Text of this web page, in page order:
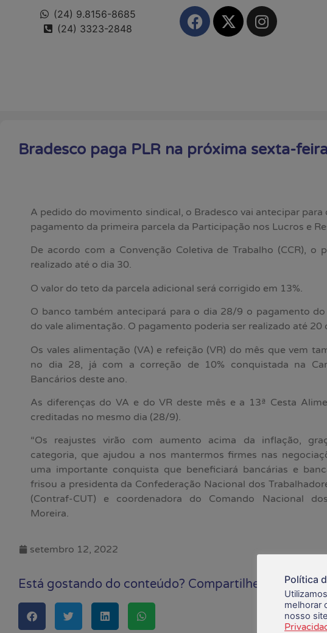
(24) 9.8156-8685
(24) 3323-2848
Bradesco paga PLR na próxima sexta-
A pedido do movimento sindical, o Bradesco vai antecipar para
pagamento da primeira parcela da Participação nos Lucros e
De acordo com a Convenção Coletiva de Trabalho (CCR), o
realizado até o dia 30.
O valor do teto da parcela adicional será corrigido em 13%.
O banco também antecipará para o dia 28/9 o pagamento
do vale alimentação. O pagamento poderia ser realizado até 20
Os vales alimentação (VA) e refeição (VR) do mês que vem
no dia 28, já com a correção de 10% conquistada na
Bancários deste ano.
As diferenças do VA e do VR deste mês e a 13ª Cesta
creditadas no mesmo dia (28/9).
“Os reajustes virão com aumento acima da inflação,
categoria, que ajudou a nos mantermos firmes nas
uma importante conquista que beneficiará bancárias e
frisou a presidenta da Confederação Nacional dos
(Contraf-CUT) e coordenadora do Comando Nacional
Moreira.
setembro 12, 2022
Está gostando do conteúdo? Compartilhe! Política
melhorar
nosso